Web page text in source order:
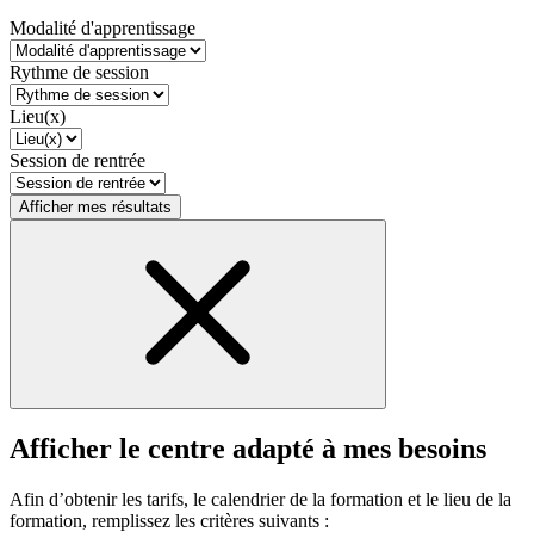
Modalité d'apprentissage
Rythme de session
Lieu(x)
Session de rentrée
Afficher mes résultats
Afficher le centre adapté à mes besoins
Afin d’obtenir les tarifs, le calendrier de la formation et le lieu de la
formation, remplissez les critères suivants :